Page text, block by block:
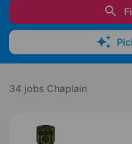
34 jobs Chaplain